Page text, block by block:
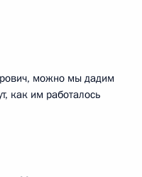
можно мы дадим
как им работалось